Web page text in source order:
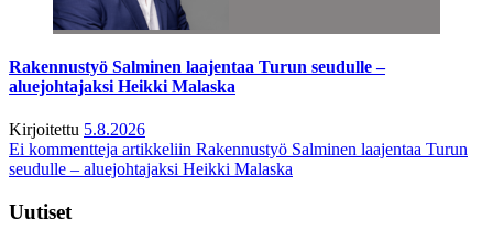
Rakennustyö Salminen laajentaa Turun seudulle –
aluejohtajaksi Heikki Malaska
Kirjoitettu 5.8.2026
Ei kommentteja artikkeliin Rakennustyö Salminen laajentaa Turun
seudulle – aluejohtajaksi Heikki Malaska
Uutiset